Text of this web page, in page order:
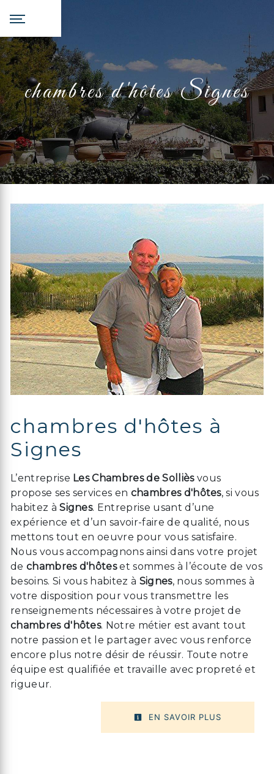
chambres d'hôtes Signes
chambres d'hôtes à
Signes
L’entreprise Les Chambres de Sollièsvous
propose ses services en chambres d'hôtes, si vous
habitez àSignes. Entreprise usant d’une
expérience et d’un savoir-faire de qualité, nous
mettons tout en oeuvre pour vous satisfaire.
Nous vous accompagnons ainsi dans votre projet
de chambres d'hôteset sommes à l’écoute de vos
besoins. Si vous habitez à Signes, nous sommes à
votre disposition pour vous transmettre les
renseignements nécessaires à votre projet de
chambres d'hôtes. Notre métier est avant tout
notre passion et le partager avec vous renforce
encore plus notre désir de réussir. Toute notre
équipe est qualifiée et travaille avec propreté et
rigueur.
EN SAVOIR PLUS